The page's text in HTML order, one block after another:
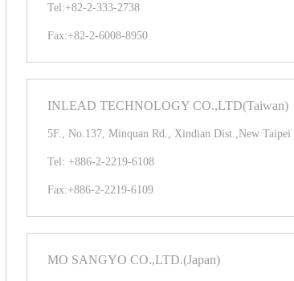
Tel:+82-2-333-2738
Fax:+82-2-6008-8950
INLEAD TECHNOLOGY CO.,LTD(Taiwan)
5F., No.137, Minquan Rd., Xindian Dist.,New
Tel: +886-2-2219-6108
Fax:+886-2-2219-6109
MO SANGYO CO.,LTD.(Japan)